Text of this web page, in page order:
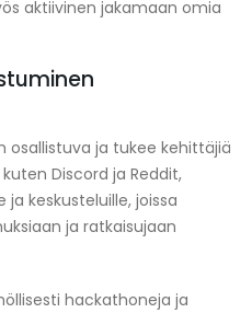
aktiivinen jakamaan omia
ja tukee kehittäjiä
Discord ja Reddit,
keskusteluille, joissa
ja ratkaisujaan
hackathoneja ja